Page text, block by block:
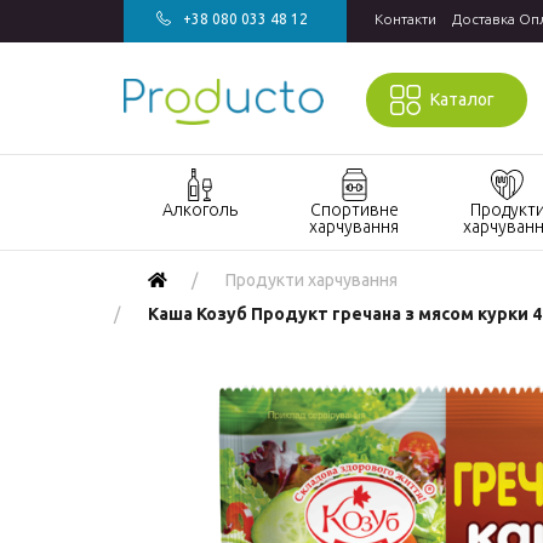
+38 080 033 48 12 Контакти Доставка
Каталог
Алкоголь
Акції алкоголь
Виски
Коньяк і бренді
Ігристе вино
Спортивне
харчування
харчування
Гейнери
Протеїн
Протеїнові
батончики
Продукти
Напої
Продукти
швидкого
приготування
Макаронні
Продукти харчування
Каша Козуб Продукт гречана з мясом курки